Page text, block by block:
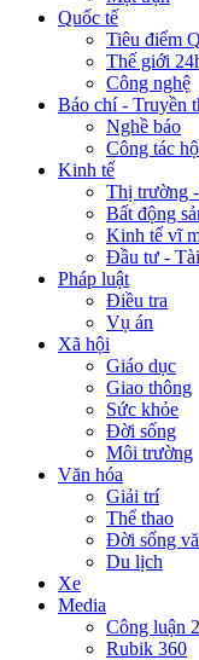
Quốc tế
Tiêu điểm
Thế giới
Công nghệ
Báo chí - Truyền
Nghề báo
Công tác
Kinh tế
Thị trường
Bất động
Kinh tế vĩ
Đầu tư -
Pháp luật
Điều tra
Vụ án
Xã hội
Giáo dục
Giao thông
Sức khỏe
Đời sống
Môi trường
Văn hóa
Giải trí
Thể thao
Đời sống
Du lịch
Xe
Media
Công luận
Rubik 360